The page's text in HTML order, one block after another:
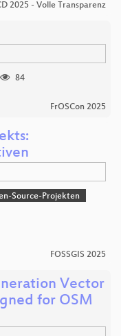
2025 - Volle Transparenz
84
FrOSCon 2025
Source-Projekten
FOSSGIS 2025
Vector
for OSM